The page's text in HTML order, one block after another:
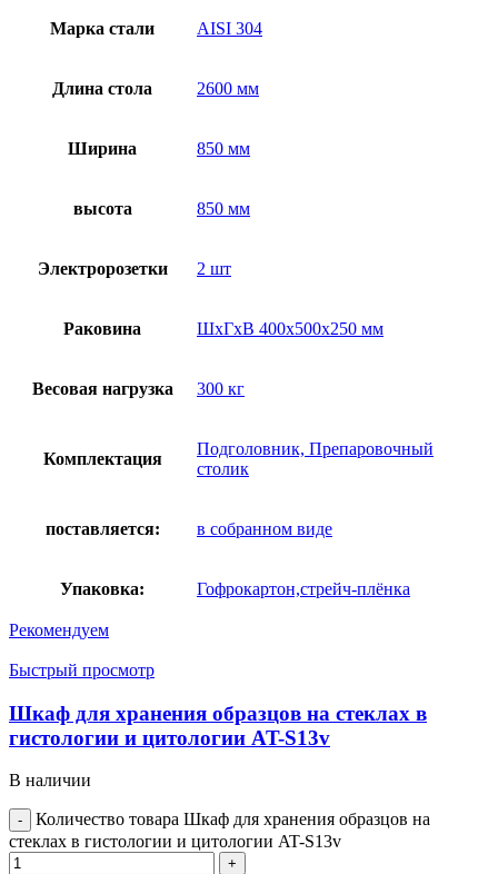
Марка стали AISI 304
Длина стола 2600 мм
Ширина 850 мм
высота 850 мм
Электророзетки 2 шт
Раковина ШхГхВ 400х500х250 мм
Весовая нагрузка 300 кг
Комплектация
Подголовник, Препаровочный
столик
поставляется: в собранном виде
Упаковка: Гофрокартон,стрейч-плёнка
Рекомендуем
Быстрый просмотр
Шкаф для хранения образцов на стеклах в
гистологии и цитологии AT-S13v
В наличии
Количество товара Шкаф для хранения образцов на
стеклах в гистологии и цитологии AT-S13v